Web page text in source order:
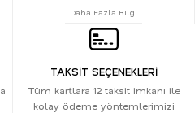
Daha Fazla Bilgi
TAKSİT SEÇENEKLERİ
Tüm kartlara 12 taksit imkanı ile
kolay ödeme yöntemlerimizi